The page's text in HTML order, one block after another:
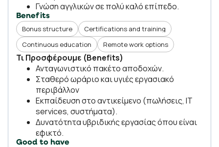
Γνώση αγγλικών σε πολύ καλό επίπεδο.
Benefits
Bonus structure
Certifications and training
Continuous education
Remote work options
Τι Προσφέρουμε (Benefits)
Ανταγωνιστικό πακέτο αποδοχών.
Σταθερό ωράριο και υγιές εργασιακό
περιβάλλον
Εκπαίδευση στο αντικείμενο (πωλήσεις, IT
services, συστήματα).
Δυνατότητα υβριδικής εργασίας όπου είναι
εφικτό.
Good to have